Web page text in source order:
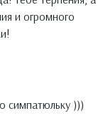
и огромного
симпатюльку )))